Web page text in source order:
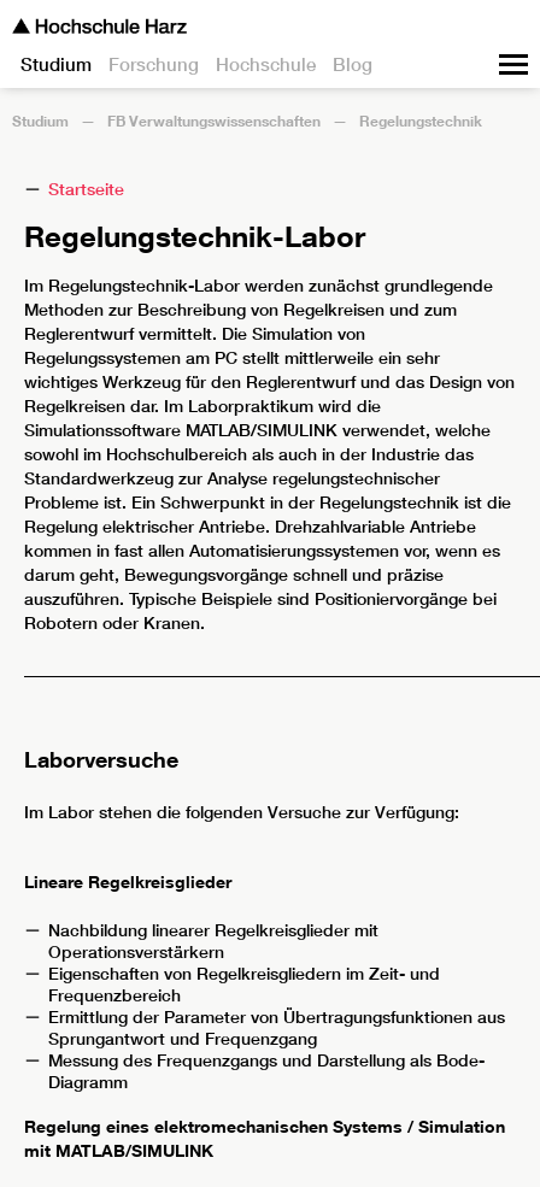
Studium Forschung Hochschule Blog
Studium FB Verwaltungswissenschaften Regelungstechnik
Startseite
Regelungstechnik-Labor
Im Regelungstechnik-Labor werden zunächst grundlegende
Methoden zur Beschreibung von Regelkreisen und zum
Reglerentwurf vermittelt. Die Simulation von
Regelungssystemen am PC stellt mittlerweile ein sehr
wichtiges Werkzeug für den Reglerentwurf und das Design von
Regelkreisen dar. Im Laborpraktikum wird die
Simulationssoftware MATLAB/SIMULINK verwendet, welche
sowohl im Hochschulbereich als auch in der Industrie das
Standardwerkzeug zur Analyse regelungstechnischer
Probleme ist. Ein Schwerpunkt in der Regelungstechnik ist die
Regelung elektrischer Antriebe. Drehzahlvariable Antriebe
kommen in fast allen Automatisierungssystemen vor, wenn es
darum geht, Bewegungsvorgänge schnell und präzise
auszuführen. Typische Beispiele sind Positioniervorgänge bei
Robotern oder Kranen.
Laborversuche
Im Labor stehen die folgenden Versuche zur Verfügung:
Lineare Regelkreisglieder
Nachbildung linearer Regelkreisglieder mit
Operationsverstärkern
Eigenschaften von Regelkreisgliedern im Zeit- und
Frequenzbereich
Ermittlung der Parameter von Übertragungsfunktionen aus
Sprungantwort und Frequenzgang
Messung des Frequenzgangs und Darstellung als Bode-
Diagramm
Regelung eines elektromechanischen Systems / Simulation
mit MATLAB/SIMULINK